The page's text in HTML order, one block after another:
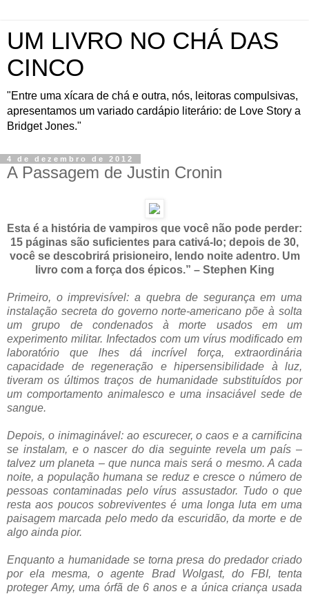
UM LIVRO NO CHÁ DAS
CINCO
"Entre uma xícara de chá e outra, nós, leitoras compulsivas,
apresentamos um variado cardápio literário: de Love Story a
Bridget Jones."
4 de dezembro de 2012
A Passagem de Justin Cronin
Esta é a história de vampiros que você não pode perder:
15 páginas são suficientes para cativá-lo; depois de 30,
você se descobrirá prisioneiro, lendo noite adentro. Um
livro com a força dos épicos.” – Stephen King
Primeiro, o imprevisível: a quebra de segurança em uma
instalação secreta do governo norte-americano põe à solta
um grupo de condenados à morte usados em um
experimento militar. Infectados com um vírus modificado em
laboratório que lhes dá incrível força, extraordinária
capacidade de regeneração e hipersensibilidade à luz,
tiveram os últimos traços de humanidade substituídos por
um comportamento animalesco e uma insaciável sede de
sangue.
Depois, o inimaginável: ao escurecer, o caos e a carnificina
se instalam, e o nascer do dia seguinte revela um país –
talvez um planeta – que nunca mais será o mesmo. A cada
noite, a população humana se reduz e cresce o número de
pessoas contaminadas pelo vírus assustador. Tudo o que
resta aos poucos sobreviventes é uma longa luta em uma
paisagem marcada pelo medo da escuridão, da morte e de
algo ainda pior.
Enquanto a humanidade se torna presa do predador criado
por ela mesma, o agente Brad Wolgast, do FBI, tenta
proteger Amy, uma órfã de 6 anos e a única criança usada